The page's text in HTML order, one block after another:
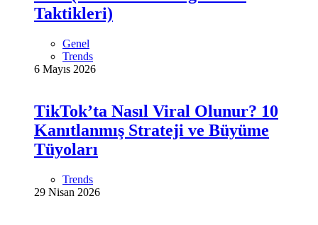
Taktikleri)
Genel
Trends
6 Mayıs 2026
TikTok’ta Nasıl Viral Olunur? 10
Kanıtlanmış Strateji ve Büyüme
Tüyoları
Trends
29 Nisan 2026